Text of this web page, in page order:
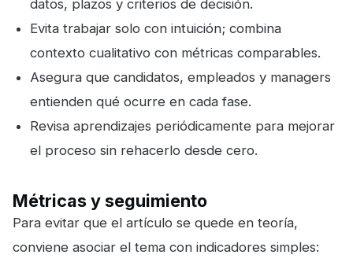
datos, plazos y criterios de decisión.
Evita trabajar solo con intuición; combina
contexto cualitativo con métricas comparables.
Asegura que candidatos, empleados y managers
entienden qué ocurre en cada fase.
Revisa aprendizajes periódicamente para mejorar
el proceso sin rehacerlo desde cero.
Métricas y seguimiento
Para evitar que el artículo se quede en teoría,
conviene asociar el tema con indicadores simples: